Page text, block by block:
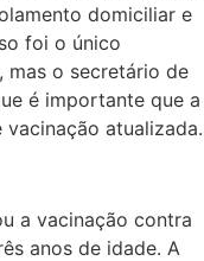
domiciliar e
foi o único
mas o secretário de
é importante que a
atualizada.
a vacinação contra
anos de idade. A